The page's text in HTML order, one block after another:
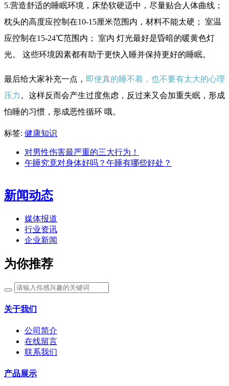
5.营造舒适的睡眠环境，床垫软硬适中，尽量贴合人体曲线；
枕头的高度应控制在10-15厘米范围内，材料不能太硬； 室温
应控制在15-24℃范围内； 室内 灯光最好是昏暗的暖黄色灯
光。 这些环境因素都有助于更快入睡并保持更好的睡眠。
最后给大家补充一点， 即使真的睡不着，也不要有太大的心理
压力 。这样反而会产生过度焦虑，反过来又会加重失眠，形成
怕睡的习惯，形成恶性循环 哦。
标签: 健康知识
对男性伤害最严重的三大行为！
午睡究竟对身体好吗？午睡有哪些好处？
新闻动态
媒体报道
行业资讯
企业新闻
为你推荐
关于我们
公司简介
在线留言
联系我们
产品展示